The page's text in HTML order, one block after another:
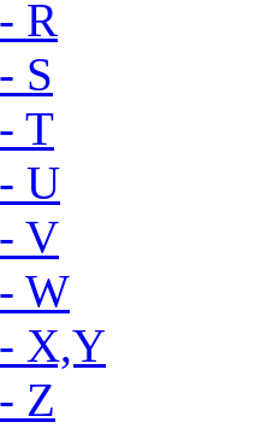
R
S
T
U
V
W
X,Y
Z